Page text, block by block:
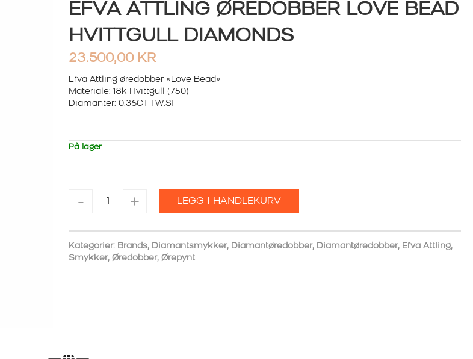
EFVA ATTLING ØREDOBBER LOVE BEAD
HVITTGULL DIAMONDS
23.500,00 KR
Efva Attling øredobber «Love Bead»
Materiale: 18k Hvittgull (750)
Diamanter: 0.36CT TW.SI
På lager
-
EFVA
ATTLING
LOVE
BEAD
HVITTGULL
+ LEGG I HANDLEKURV
Kategorier: Brands, Diamantsmykker, Diamantøredobber, Diamantøredobber, Efva Attling,
Smykker, Øredobber, Ørepynt